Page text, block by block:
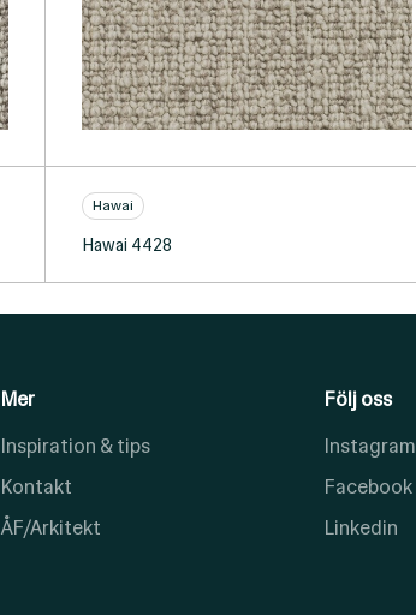
Hawai
Hawai 4428
Mer
Inspiration & tips
Kontakt
ÅF/Arkitekt
Följ oss
Instagram
Facebook
Linkedin